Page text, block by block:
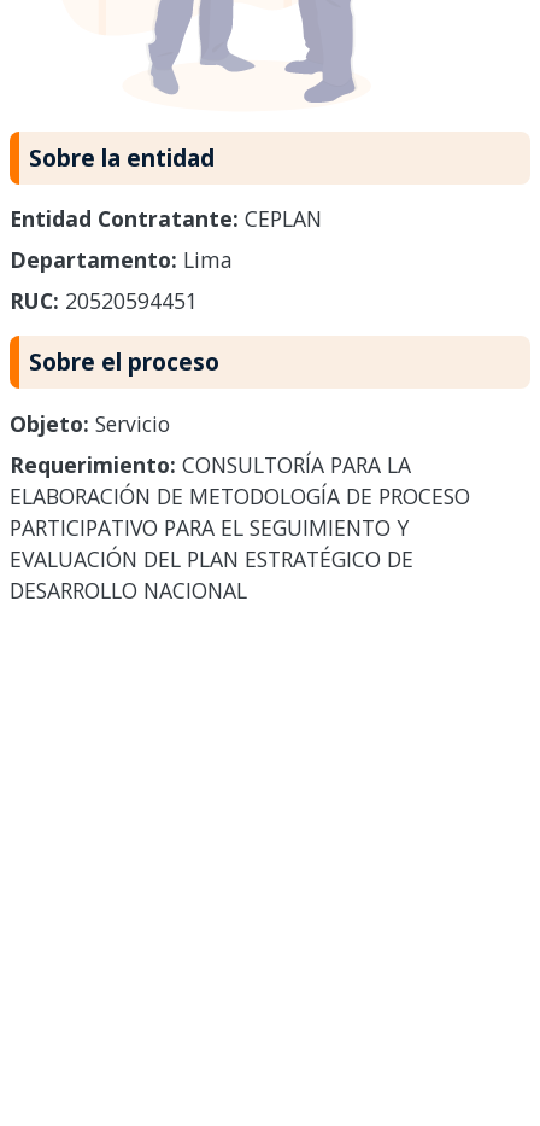
Sobre la entidad
Entidad Contratante: CEPLAN
Departamento: Lima
RUC: 20520594451
Sobre el proceso
Objeto: Servicio
Requerimiento: CONSULTORÍA PARA LA
ELABORACIÓN DE METODOLOGÍA DE PROCESO
PARTICIPATIVO PARA EL SEGUIMIENTO Y
EVALUACIÓN DEL PLAN ESTRATÉGICO DE
DESARROLLO NACIONAL